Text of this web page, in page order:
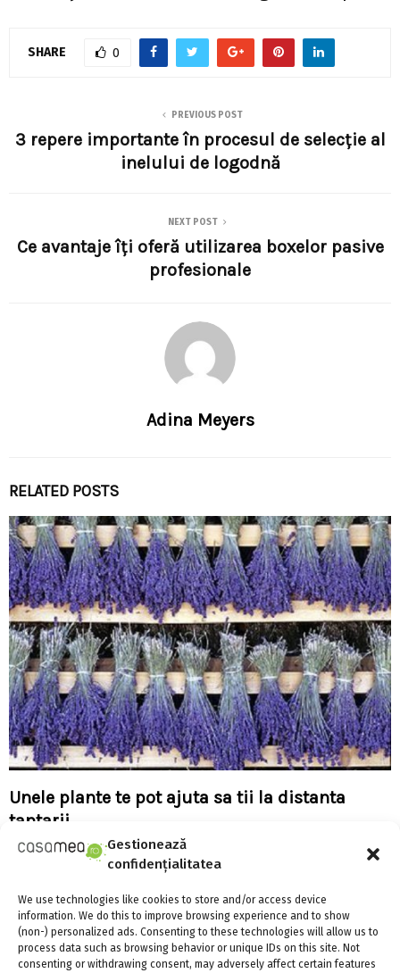
Gestionează
confidențialitatea
We use technologies like cookies to store and/or access device
information. We do this to improve browsing experience and to show
(non-) personalized ads. Consenting to these technologies will allow us to
process data such as browsing behavior or unique IDs on this site. Not
consenting or withdrawing consent, may adversely affect certain features
SHARE 0
PREVIOUS POST
3 repere importante în procesul de selecție al
inelului de logodnă
NEXT POST
Ce avantaje îți oferă utilizarea boxelor pasive
profesionale
Adina Meyers
RELATED POSTS
Unele plante te pot ajuta sa tii la distanta
tantarii